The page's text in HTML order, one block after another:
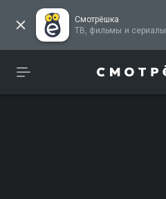
Смотрёшка
ТВ, фильмы и сериалы